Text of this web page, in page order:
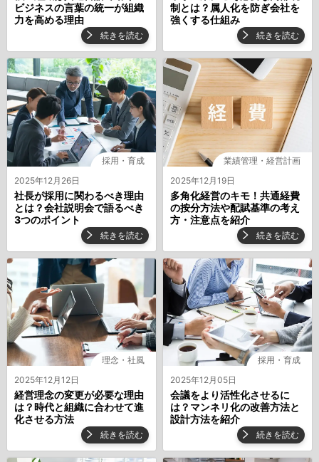
ビジネスの言葉の統⼀が組織
⼒を⾼める理由
続きを読む
制とは？属人化を防ぎ会社を
強くする仕組み
続きを読む
2025年12月26日
採用・育成
社長が採用に関わるべき理由
とは？会社説明会で語るべき
3つのポイント
続きを読む
2025年12月19日
業績管理・経営計画
多角化経営のキモ！共通経費
の按分方法や配賦基準の考え
方・注意点を紹介
続きを読む
2025年12月12日
理念・社風
経営理念の変更が必要な理由
は？時代と組織に合わせて進
化させる方法
続きを読む
2025年12月05日
採用・育成
会議をより活性化させるに
は？マンネリ化の改善方法と
設計方法を紹介
続きを読む